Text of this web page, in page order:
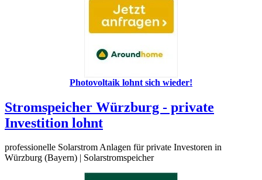
Bieten Sie ihren Kunden, Pat...
Photovoltaikanlagen mit
Sie verdienen
also bares Geld mit Ihrer
Photovoltaikanlage (PV-
unabhängig von den ständig
steigenden Strompreisen!
Holen Sie sich doch einfach
und ...
Photovoltaik lohnt sich wieder!
Stromspeicher Würzburg - private
Investition lohnt
professionelle Solarstrom Anlagen für private Investoren in
Würzburg (Bayern) | Solarstromspeicher